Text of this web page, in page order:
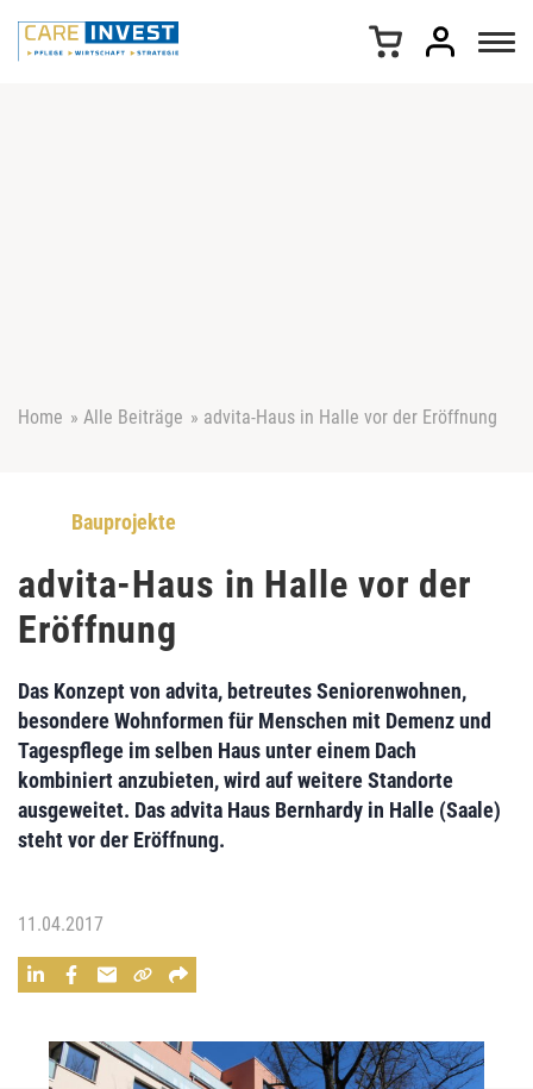
Home » Alle Beiträge » advita-Haus in Halle vor der Eröffnung
Bauprojekte
advita-Haus in Halle vor der
Eröffnung
Das Konzept von advita, betreutes Seniorenwohnen,
besondere Wohnformen für Menschen mit Demenz und
Tagespflege im selben Haus unter einem Dach
kombiniert anzubieten, wird auf weitere Standorte
ausgeweitet. Das advita Haus Bernhardy in Halle (Saale)
steht vor der Eröffnung.
11.04.2017